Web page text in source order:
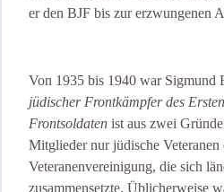
er den BJF bis zur erzwungenen
Von 1935 bis 1940 war Sigmund
jüdischer Frontkämpfer des
Frontsoldaten ist aus zwei
Mitglieder nur jüdische Veteranen
Veteranenvereinigung, die sich
zusammensetzte. Üblicherweise